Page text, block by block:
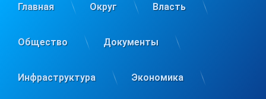
Главная Округ Власть
Общество Документы
Инфраструктура Экономика